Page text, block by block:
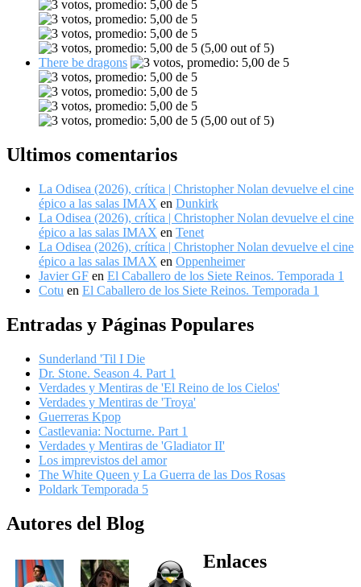
(5,00 out of 5)
There be dragons
(5,00 out of 5)
Ultimos comentarios
La Odisea (2026), crítica | Christopher Nolan devuelve el cine
épico a las salas IMAX en Dunkirk
La Odisea (2026), crítica | Christopher Nolan devuelve el cine
épico a las salas IMAX en Tenet
La Odisea (2026), crítica | Christopher Nolan devuelve el cine
épico a las salas IMAX en Oppenheimer
Javier GF en El Caballero de los Siete Reinos. Temporada 1
Cotu en El Caballero de los Siete Reinos. Temporada 1
Entradas y Páginas Populares
Sunderland 'Til I Die
Dr. Stone. Season 4. Part 1
Verdades y Mentiras de 'El Reino de los Cielos'
Verdades y Mentiras de 'Troya'
Guerreras Kpop
Castlevania: Nocturne. Part 1
Verdades y Mentiras de 'Gladiator II'
Los imprevistos del amor
The White Queen y La Guerra de las Dos Rosas
Poldark Temporada 5
Autores del Blog
Enlaces